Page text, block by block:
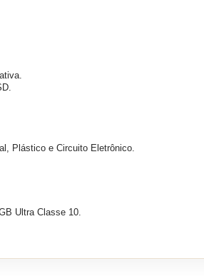
Plástico e Circuito Eletrônico.
Ultra Classe 10.